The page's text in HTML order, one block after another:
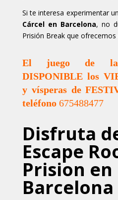
Si te interesa experimentar un
Cárcel en Barcelona, no
Prisión Break que ofrecemos
El juego de
DISPONIBLE los
y vísperas de
teléfono 675488477
Disfruta
Escape
Prision en
Barcelona